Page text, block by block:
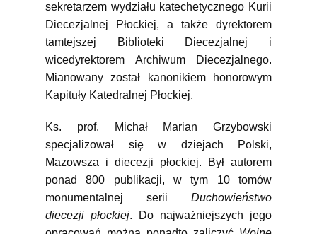
sekretarzem wydziału katechetycznego Kurii
Diecezjalnej Płockiej, a także dyrektorem
tamtejszej Biblioteki Diecezjalnej i
wicedyrektorem Archiwum Diecezjalnego.
Mianowany został kanonikiem honorowym
Kapituły Katedralnej Płockiej.
Ks. prof. Michał Marian Grzybowski
specjalizował się w dziejach Polski,
Mazowsza i diecezji płockiej. Był autorem
ponad 800 publikacji, w tym 10 tomów
monumentalnej serii Duchowieństwo
diecezji płockiej. Do najważniejszych jego